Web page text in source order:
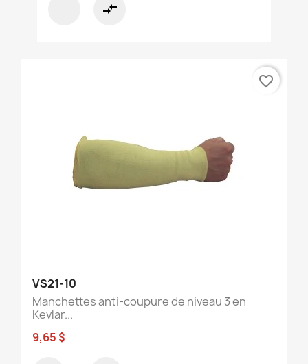
compare_arrows
VS21-10
Manchettes anti-coupure de niveau 3 en
Kevlar...
9,65 $
favorite_border